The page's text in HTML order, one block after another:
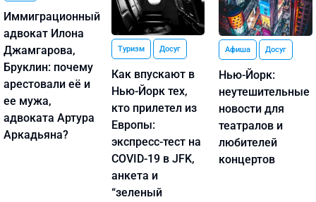
Иммиграционный
адвокат Илона
Джамгарова,
Бруклин: почему
арестовали её и
ее мужа,
адвоката Артура
Аркадьяна?
Туризм Досуг
Как впускают в
Нью-Йорк тех,
кто прилетел из
Европы:
экспресс-тест на
COVID-19 в JFK,
анкета и
“зеленый
Афиша Досуг
Нью-Йорк:
неутешительные
новости для
театралов и
любителей
концертов